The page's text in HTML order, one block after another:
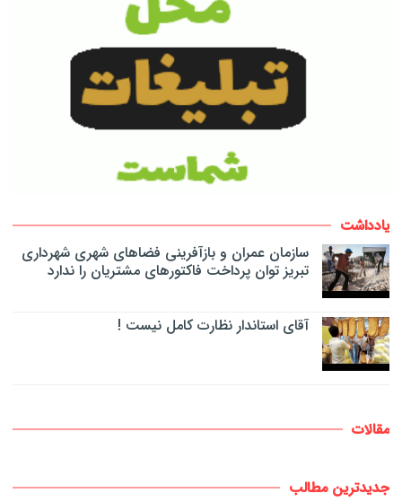
یادداشت
سازمان عمران و بازآفرینی فضاهای شهری شهرداری
تبریز توان پرداخت فاکتورهای مشتریان را ندارد
آقای استاندار نظارت کامل نیست !
مقالات
جدیدترین مطالب